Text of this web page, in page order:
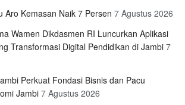
Aro Kemasan Naik 7 Persen 7 Agustus 2026
Wamen Dikdasmen RI Luncurkan Aplikasi
Transformasi Digital Pendidikan di Jambi 7
Perkuat Fondasi Bisnis dan Pacu
Jambi 7 Agustus 2026